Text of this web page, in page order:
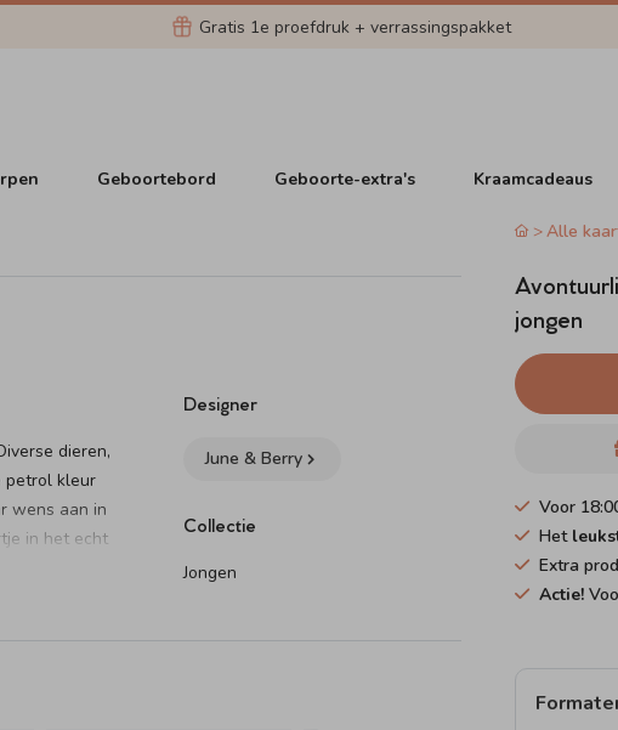
Gratis 1e proefdruk + verrassingspakket
Geboortebord Geboorte-extra's Kraamcadeaus
dieren,
petrol kleur
wens aan in
in het echt
Designer
June & Berry
Collectie
Jongen
Alle
jongen
Voor
Het
Extra
Actie!